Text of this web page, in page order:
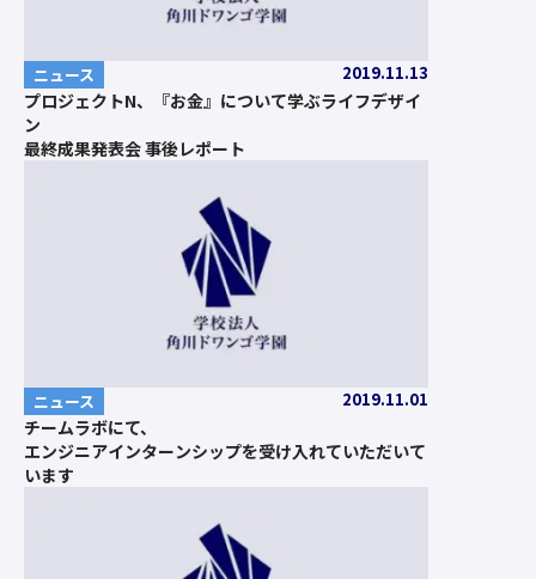
ニュース 2019.11.13
プロジェクトN、『お金』について学ぶライフデザイ
ン
最終成果発表会 事後レポート
ニュース 2019.11.01
チームラボにて、
エンジニアインターンシップを受け入れていただいて
います